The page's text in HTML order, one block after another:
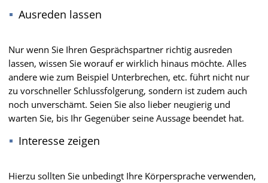
Ausreden lassen
Nur wenn Sie Ihren Gesprächspartner richtig ausreden
lassen, wissen Sie worauf er wirklich hinaus möchte. Alles
andere wie zum Beispiel Unterbrechen, etc. führt nicht nur
zu vorschneller Schlussfolgerung, sondern ist zudem auch
noch unverschämt. Seien Sie also lieber neugierig und
warten Sie, bis Ihr Gegenüber seine Aussage beendet hat.
Interesse zeigen
Hierzu sollten Sie unbedingt Ihre Körpersprache verwenden,